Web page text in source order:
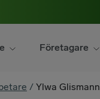
Företagare
/ Ylwa Glismann